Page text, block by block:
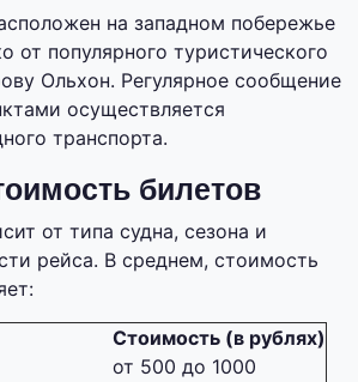
на западном побережье
от популярного туристического
Ольхон. Регулярное сообщение
осуществляется
транспорта.
билетов
от типа судна, сезона и
рейса. В среднем, стоимость
Стоимость (в рублях)
от 500 до 1000